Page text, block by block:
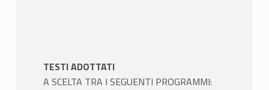
TESTI ADOTTATI
A SCELTA TRA I SEGUENTI PROGRAMMI: